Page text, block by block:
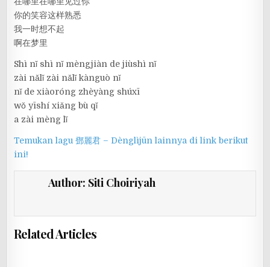
你的笑容这样熟悉
我一时想不起
啊在梦里
Shì nǐ shì nǐ mèngjiàn de jiùshì nǐ
zài nǎlǐ zài nǎlǐ kànguò nǐ
nǐ de xiàoróng zhèyàng shúxī
wǒ yīshí xiǎng bù qǐ
a zài mèng lǐ
Temukan lagu 鄧麗君 – Dènglìjūn lainnya di link berikut
ini!
Author: Siti Choiriyah
Related Articles